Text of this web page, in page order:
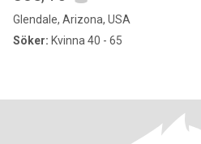
Glendale, Arizona, USA
Söker: Kvinna 40 - 65